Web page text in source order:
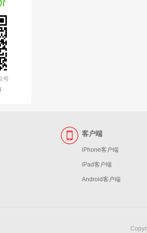
客户端
iPhone客户端
iPad客户端
Android客户端